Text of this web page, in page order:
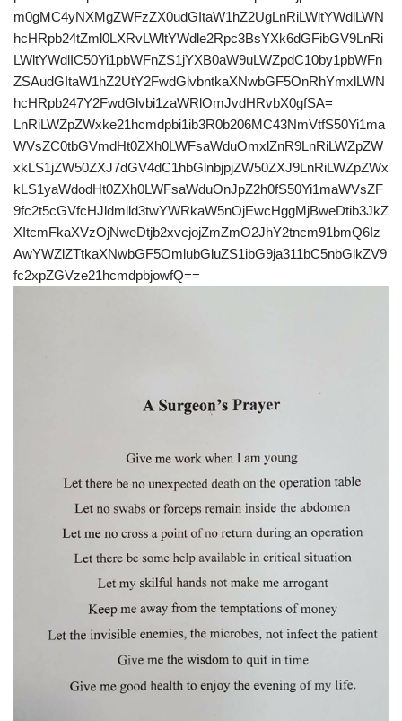
m0gMC4yNXMgZWFzZX0udGItaW1hZ2UgLnRiLWltYWdlLWN
hcHRpb24tZml0LXRvLWltYWdle2Rpc3BsYXk6dGFibGV9LnRi
LWltYWdlIC50Yi1pbWFnZS1jYXB0aW9uLWZpdC10by1pbWFn
ZSAudGItaW1hZ2UtY2FwdGlvbntkaXNwbGF5OnRhYmxlLWN
hcHRpb247Y2FwdGlvbi1zaWRlOmJvdHRvbX0gfSA=
LnRiLWZpZWxke21hcmdpbi1ib3R0b206MC43NmVtfS50Yi1ma
WVsZC0tbGVmdHt0ZXh0LWFsaWduOmxlZnR9LnRiLWZpZW
xkLS1jZW50ZXJ7dGV4dC1hbGlnbjpjZW50ZXJ9LnRiLWZpZWx
kLS1yaWdodHt0ZXh0LWFsaWduOnJpZ2h0fS50Yi1maWVsZF
9fc2t5cGVfcHJldmlld3twYWRkaW5nOjEwcHggMjBweDtib3JkZ
XItcmFkaXVzOjNweDtjb2xvcjojZmZmO2JhY2tncm91bmQ6Iz
AwYWZlZTtkaXNwbGF5OmlubGluZS1ibG9ja311bC5nbGlkZV9
fc2xpZGVze21hcmdpbjowfQ==